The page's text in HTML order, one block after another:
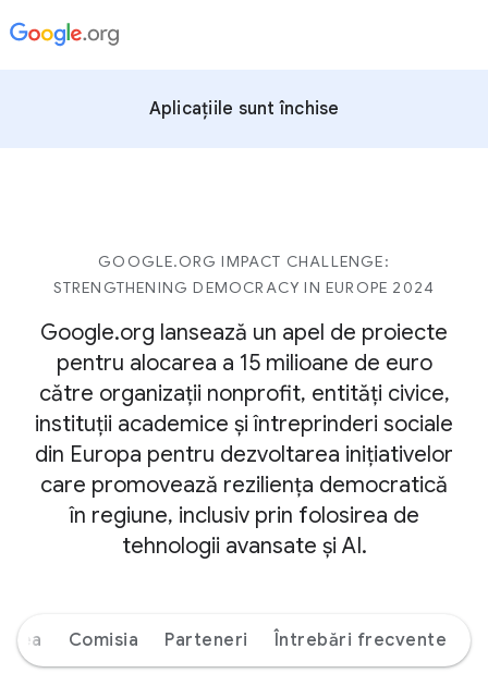
Aplicațiile sunt închise
GOOGLE.ORG IMPACT CHALLENGE:
STRENGTHENING DEMOCRACY IN EUROPE 2024
Google.org lansează un apel de proiecte
pentru alocarea a 15 milioane de euro
către organizații nonprofit, entități civice,
instituții academice și întreprinderi sociale
din Europa pentru dezvoltarea inițiativelor
care promovează reziliența democratică
în regiune, inclusiv prin folosirea de
tehnologii avansate și AI.
Comisia Parteneri Întrebări frecvente